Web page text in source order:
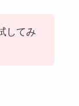
してみ